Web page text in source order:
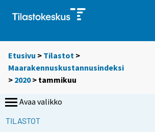
Etusivu > Tilastot >
Maarakennuskustannusindeksi
> 2020> tammikuu
Avaa valikko
TILASTOT